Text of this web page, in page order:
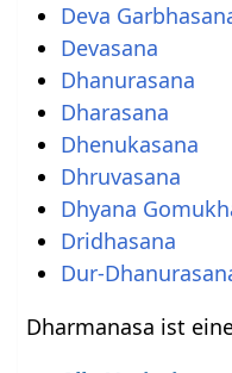
Deva
Devasana
Dhanurasana
Dharasana
Dhenukasana
Dhruvasana
Dhyana
Dridhasana
Dur-
Dharmanasa ist